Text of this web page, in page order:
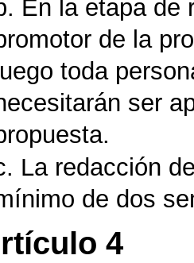
En la etapa de
de la
luego toda
ser
La redacción
de dos
4